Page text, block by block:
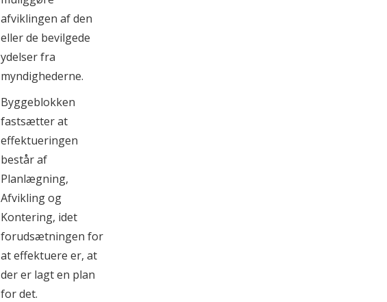
afviklingen af den
eller de bevilgede
ydelser fra
myndighederne.
Byggeblokken
fastsætter at
effektueringen
består af
Planlægning,
Afvikling og
Kontering, idet
forudsætningen for
at effektuere er, at
der er lagt en plan
for det.